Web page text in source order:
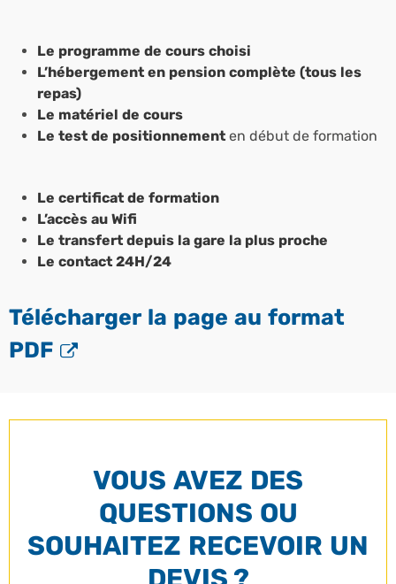
Le programme de cours choisi
L’hébergement en pension complète (tous les
repas)
Le matériel de cours
Le test de positionnement en début de formation
Le certificat de formation
L’accès au Wifi
Le transfert depuis la gare la plus proche
Le contact 24H/24
Télécharger la page au format
PDF
VOUS AVEZ DES
QUESTIONS OU
SOUHAITEZ RECEVOIR UN